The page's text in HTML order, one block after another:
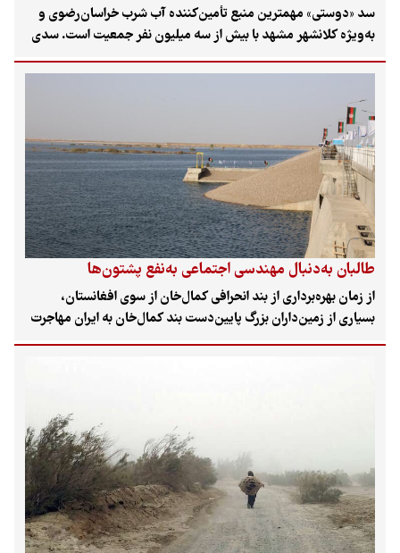
سد «دوستی» مهمترین منبع تأمین‌کننده آب شرب خراسان‌رضوی و
به‌ویژه کلانشهر مشهد با بیش از سه میلیون نفر جمعیت است. سدی
که بنابه اعلام شرکت آب‌منطقه‌ای این استان عملاً در روزهای گذشته
به «حجم مرده» رسیده است. گرچه کاهش بارندگی در این منطقه بر
پرشدگی سد دوستی بی‌تأثیر نیست، اما اصلی‌ترین دلیل بی‌آبی مطلق
این سد، آبگیری سد «پاشدان» در ولایت هرات افغانستان و کنترل
کامل آب رودخانه فرامرزی «هریرود» از سوی طالبان است که نه‌فقط
ایران، بلکه ترکمنستان را هم دچار بحران کرده است.
طالبان به‌دنبال مهندسی اجتماعی به‌نفع پشتون‌ها
از زمان بهره‌برداری از بند انحرافی کمال‌خان از سوی افغانستان،
بسیاری از زمین‌داران بزرگ پایین‌دست بند کمال‌خان به ایران مهاجرت
کردند